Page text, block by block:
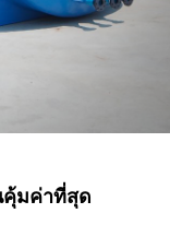
คุ้มค่าที่สุด